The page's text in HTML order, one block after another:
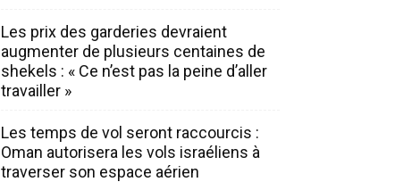
Les prix des garderies devraient
augmenter de plusieurs centaines de
shekels : « Ce n’est pas la peine d’aller
travailler »
Les temps de vol seront raccourcis :
Oman autorisera les vols israéliens à
traverser son espace aérien